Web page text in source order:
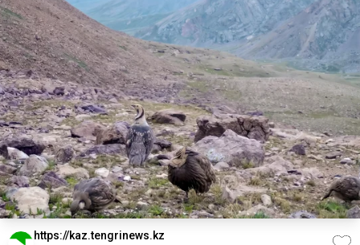
https://kaz.tengrinews.kz